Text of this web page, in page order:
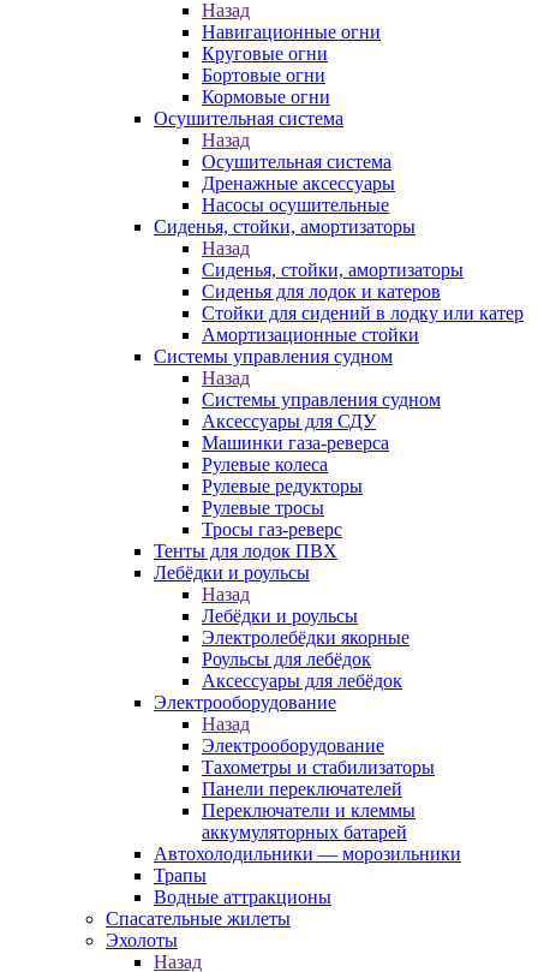
Назад
Навигационные огни
Круговые огни
Бортовые огни
Кормовые огни
Осушительная система
Назад
Осушительная система
Дренажные аксессуары
Насосы осушительные
Сиденья, стойки, амортизаторы
Назад
Сиденья, стойки, амортизаторы
Сиденья для лодок и катеров
Стойки для сидений в лодку или катер
Амортизационные стойки
Системы управления судном
Назад
Системы управления судном
Аксессуары для СДУ
Машинки газа-реверса
Рулевые колеса
Рулевые редукторы
Рулевые тросы
Тросы газ-реверс
Тенты для лодок ПВХ
Лебёдки и роульсы
Назад
Лебёдки и роульсы
Электролебёдки якорные
Роульсы для лебёдок
Аксессуары для лебёдок
Электрооборудование
Назад
Электрооборудование
Тахометры и стабилизаторы
Панели переключателей
Переключатели и клеммы
аккумуляторных батарей
Автохолодильники — морозильники
Трапы
Водные аттракционы
Спасательные жилеты
Эхолоты
Назад